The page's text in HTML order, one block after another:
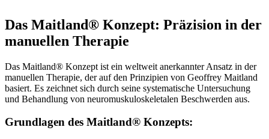
Das Maitland® Konzept: Präzision in der
manuellen Therapie
Das Maitland® Konzept ist ein weltweit anerkannter Ansatz in der
manuellen Therapie, der auf den Prinzipien von Geoffrey Maitland
basiert. Es zeichnet sich durch seine systematische Untersuchung
und Behandlung von neuromuskuloskeletalen Beschwerden aus.
Grundlagen des Maitland® Konzepts: